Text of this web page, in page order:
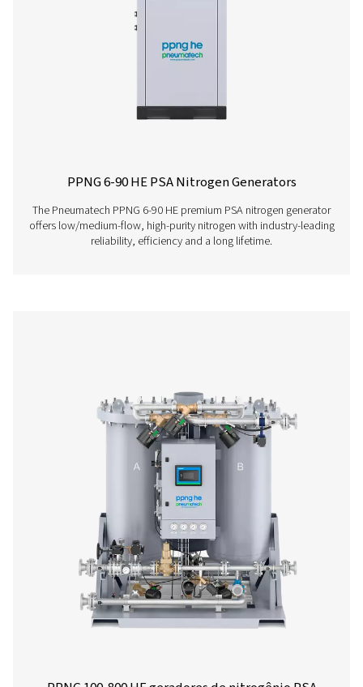
Geradores de Nitrogênio PSA PPNG 6-
oferece N2 de alta pureza a taxas de fluxo baixas a
oferecendo desempenho confiável, eficiência e uma
útil.